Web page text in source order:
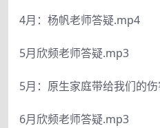
4月：杨帆老师答疑.mp4
5月欣频老师答疑.mp3
5月：原生家庭带给我们的
6月欣频老师答疑.mp3